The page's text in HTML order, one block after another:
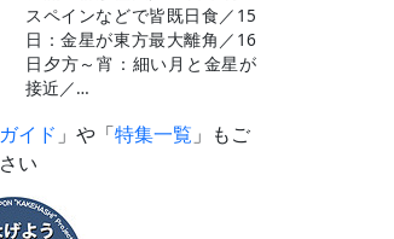
スペインなどで皆既日食／15
日：金星が東方最大離角／16
日夕方～宵：細い月と金星が
接近／…
イド 」や「特集一覧 」もご
い